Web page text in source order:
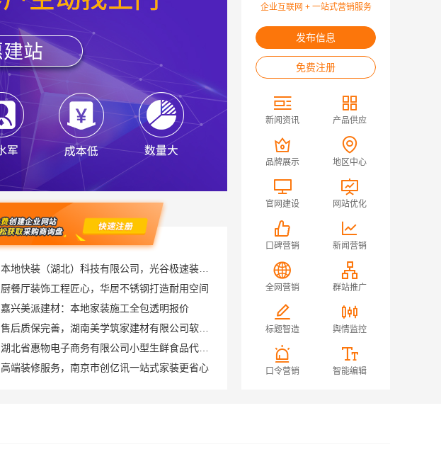
厨餐厅装饰工程匠心，华居不锈钢打造耐用空间
嘉兴美派建材：本地家装施工全包透明报价
湖北省惠物电子商务有限公司小型生鲜食品代理商价格
高端装修服务，南京市创亿讯一站式家装更省心
宁波雅美和居：匠心施工家装施工对接渠道
企业互联网 + 一站式营销服务
发布信息
免费注册
新闻资讯 产品供应
品牌展示 地区中心
官网建设 网站优化
口碑营销 新闻营销
全网营销 群站推广
标题智造 舆情监控
口令营销 智能编辑